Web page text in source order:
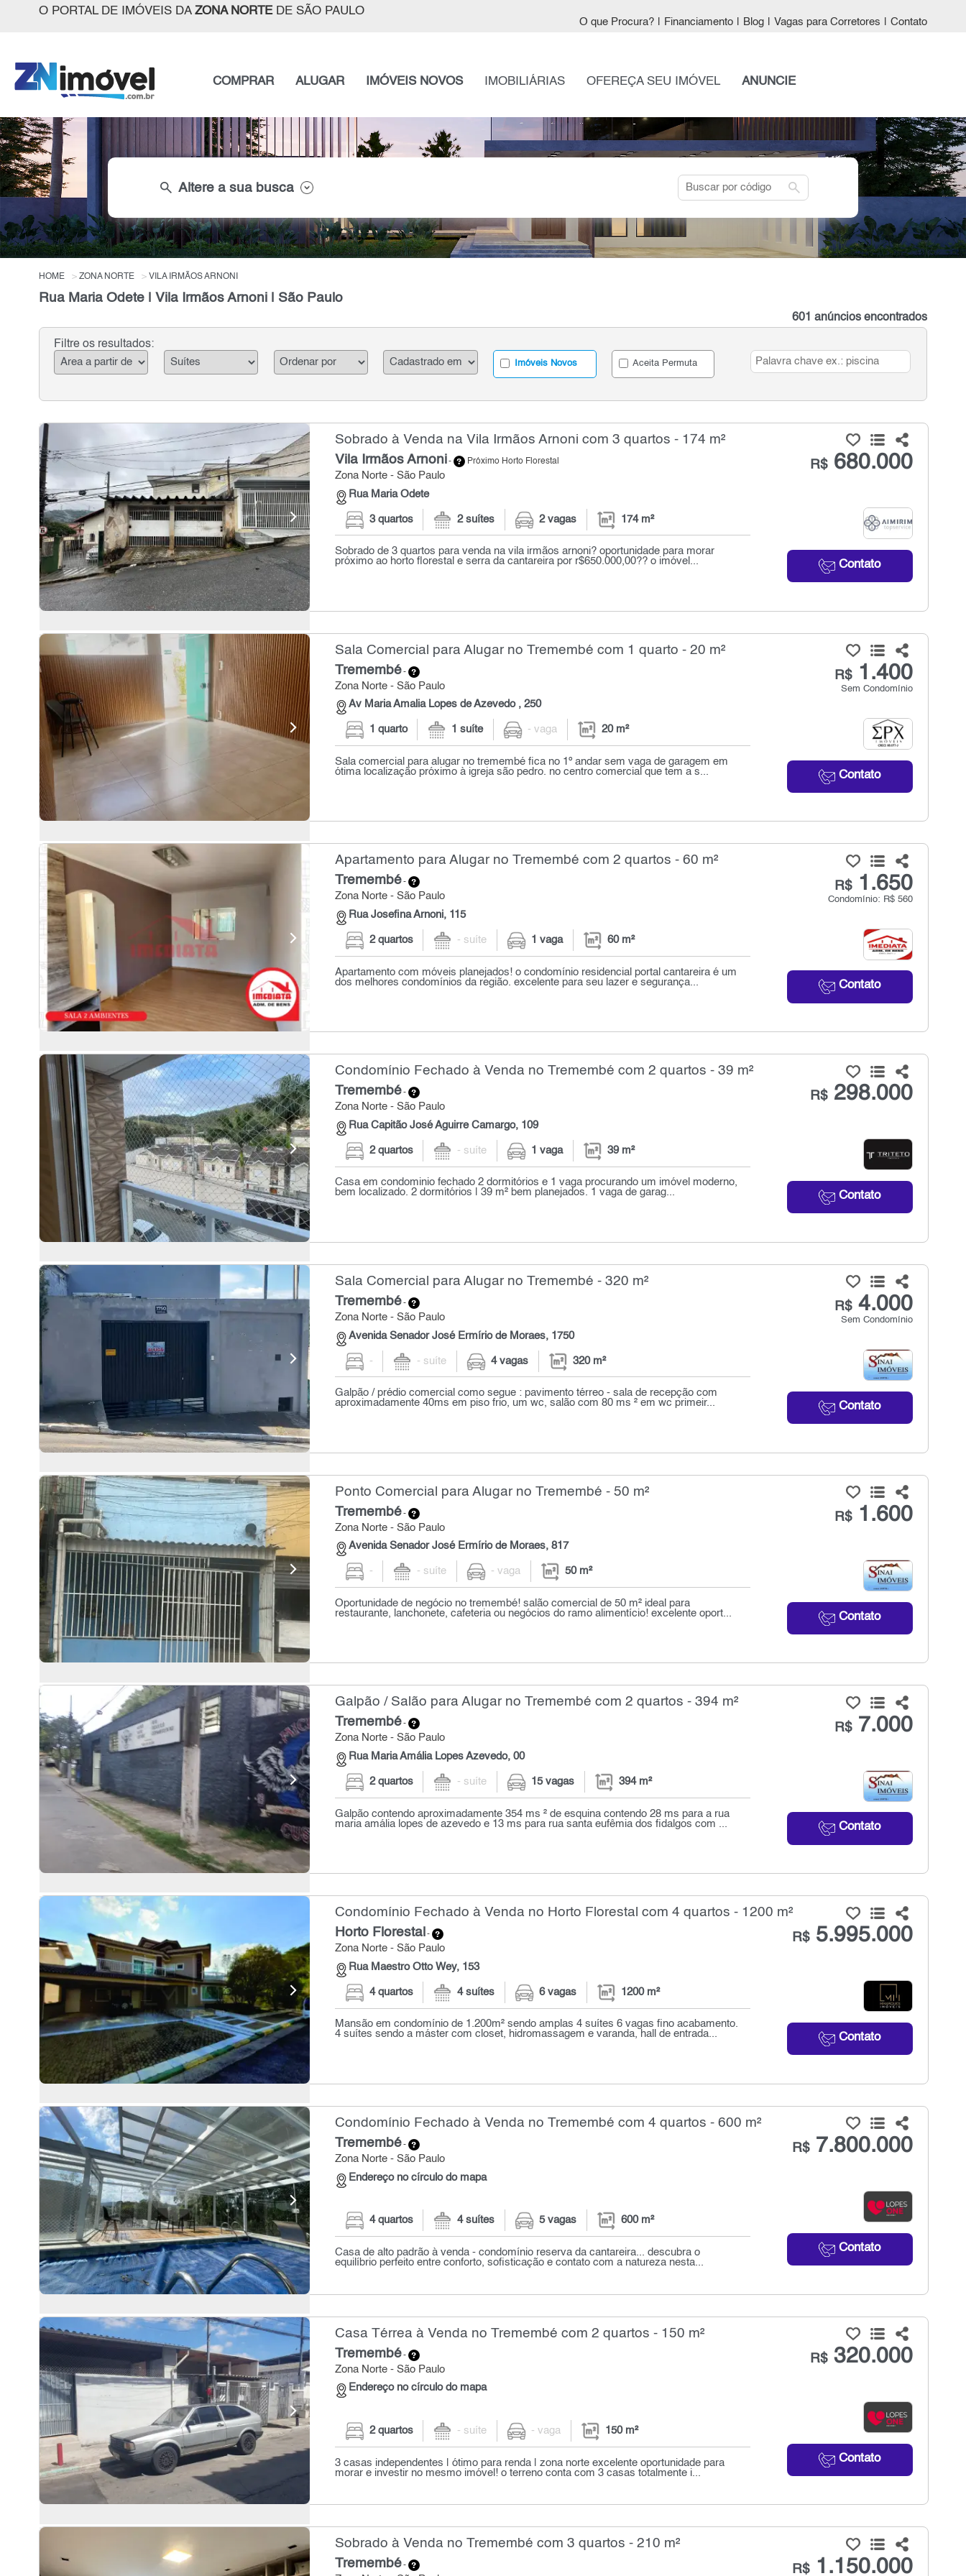
O PORTAL DE IMÓVEIS DA ZONA NORTEDE SÃO PAULO
O que Procura? Financiamento Blog Vagas para Corretores Contato
COMPRAR ALUGAR IMÓVEIS NOVOS IMOBILIÁRIAS OFEREÇA SEU IMÓVEL ANUNCIE
search Altere a sua busca search
HOME ZONA NORTE VILA IRMÃOS ARNONI
Rua Maria Odete | Vila Irmãos Arnoni | São Paulo
601 anúncios encontrados
Filtre os resultados:
Imóveis Novos Aceita Permuta
Sobrado à Venda na Vila Irmãos Arnoni com 3 quartos - 174 m²
Vila Irmãos Arnoni- Próximo Horto Florestal
Zona Norte - São Paulo
Rua Maria Odete
R$680.000
Contato
3 quartos 2 suítes 2 vagas 174 m²
Sobrado de 3 quartos para venda na vila irmãos arnoni? oportunidade para morar
próximo ao horto florestal e serra da cantareira por r$650.000,00?? o imóvel...
Sala Comercial para Alugar no Tremembé com 1 quarto - 20 m²
Tremembé-
Zona Norte - São Paulo
Av Maria Amalia Lopes de Azevedo , 250
R$1.400
Sem Condomínio
Contato
1 quarto 1 suíte - vaga 20 m²
Sala comercial para alugar no tremembé fica no 1º andar sem vaga de garagem em
ótima localização próximo à igreja são pedro. no centro comercial que tem a s...
Apartamento para Alugar no Tremembé com 2 quartos - 60 m²
Tremembé-
Zona Norte - São Paulo
Rua Josefina Arnoni, 115
R$1.650
Condomínio: R$ 560
Contato
2 quartos - suíte 1 vaga 60 m²
Apartamento com móveis planejados! o condomínio residencial portal cantareira é um
dos melhores condomínios da região. excelente para seu lazer e segurança...
Condomínio Fechado à Venda no Tremembé com 2 quartos - 39 m²
Tremembé-
Zona Norte - São Paulo
Rua Capitão José Aguirre Camargo, 109
R$298.000
Contato
2 quartos - suíte 1 vaga 39 m²
Casa em condominio fechado 2 dormitórios e 1 vaga procurando um imóvel moderno,
bem localizado. 2 dormitórios | 39 m² bem planejados. 1 vaga de garag...
Sala Comercial para Alugar no Tremembé - 320 m²
Tremembé-
Zona Norte - São Paulo
Avenida Senador José Ermírio de Moraes, 1750
R$4.000
Sem Condomínio
Contato
- - suíte 4 vagas 320 m²
Galpão / prédio comercial como segue : pavimento térreo - sala de recepção com
aproximadamente 40ms em piso frio, um wc, salão com 80 ms ² em wc primeir...
Ponto Comercial para Alugar no Tremembé - 50 m²
Tremembé-
Zona Norte - São Paulo
Avenida Senador José Ermírio de Moraes, 817
R$1.600
Contato
- - suíte - vaga 50 m²
Oportunidade de negócio no tremembé! salão comercial de 50 m² ideal para
restaurante, lanchonete, cafeteria ou negócios do ramo alimentício! excelente oport...
Galpão / Salão para Alugar no Tremembé com 2 quartos - 394 m²
Tremembé-
Zona Norte - São Paulo
Rua Maria Amália Lopes Azevedo, 00
R$7.000
Contato
2 quartos - suíte 15 vagas 394 m²
Galpão contendo aproximadamente 354 ms ² de esquina contendo 28 ms para a rua
maria amália lopes de azevedo e 13 ms para rua santa eufêmia dos fidalgos com ...
Condomínio Fechado à Venda no Horto Florestal com 4 quartos - 1200 m²
Horto Florestal -
Zona Norte - São Paulo
Rua Maestro Otto Wey, 153
R$5.995.000
Contato
4 quartos 4 suítes 6 vagas 1200 m²
Mansão em condomínio de 1.200m² sendo amplas 4 suítes 6 vagas fino acabamento.
4 suítes sendo a máster com closet, hidromassagem e varanda, hall de entrada...
Condomínio Fechado à Venda no Tremembé com 4 quartos - 600 m²
Tremembé-
Zona Norte - São Paulo
Endereço no círculo do mapa
R$7.800.000
Contato
4 quartos 4 suítes 5 vagas 600 m²
Casa de alto padrão à venda - condomínio reserva da cantareira... descubra o
equilíbrio perfeito entre conforto, sofisticação e contato com a natureza nesta...
Casa Térrea à Venda no Tremembé com 2 quartos - 150 m²
Tremembé-
Zona Norte - São Paulo
Endereço no círculo do mapa
R$320.000
Contato
2 quartos - suíte - vaga 150 m²
3 casas independentes | ótimo para renda | zona norte excelente oportunidade para
morar e investir no mesmo imóvel! o terreno conta com 3 casas totalmente i...
Sobrado à Venda no Tremembé com 3 quartos - 210 m²
Tremembé- R$1.150.000